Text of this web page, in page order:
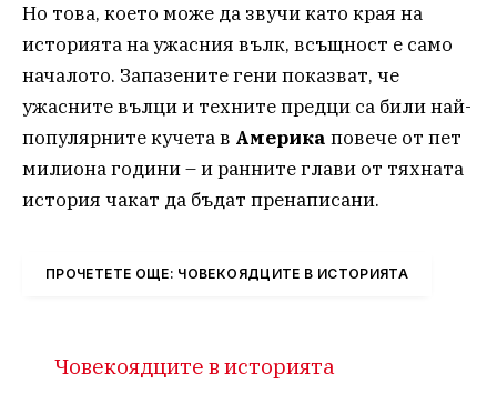
Но това, което може да звучи като края на
историята на ужасния вълк, всъщност е само
началото. Запазените гени показват, че
ужасните вълци и техните предци са били най-
популярните кучета в Америка повече от пет
милиона години – и ранните глави от тяхната
история чакат да бъдат пренаписани.
ПРОЧЕТЕТЕ ОЩЕ: ЧОВЕКОЯДЦИТЕ В ИСТОРИЯТА
Човекоядците в историята